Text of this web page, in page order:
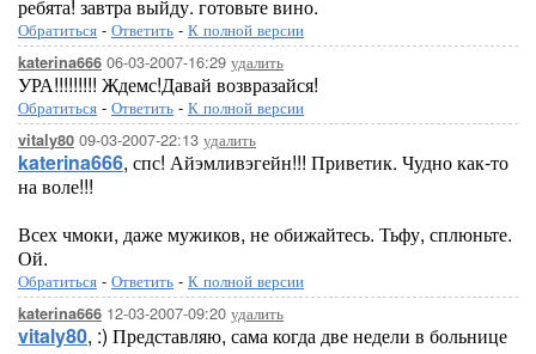
ребята! завтра выйду. готовьте вино.
Обратиться - Ответить - К полной версии
katerina666 06-03-2007-16:29 удалить
УРА!!!!!!!!! Ждемс!Давай возвразайся!
Обратиться - Ответить - К полной версии
vitaly80 09-03-2007-22:13 удалить
katerina666, спс! Айэмливэгейн!!! Приветик. Чудно как-то
на воле!!!
Всех чмоки, даже мужиков, не обижайтесь. Тьфу, сплюньте.
Ой.
Обратиться - Ответить - К полной версии
katerina666 12-03-2007-09:20 удалить
vitaly80, :) Представляю, сама когда две недели в больнице